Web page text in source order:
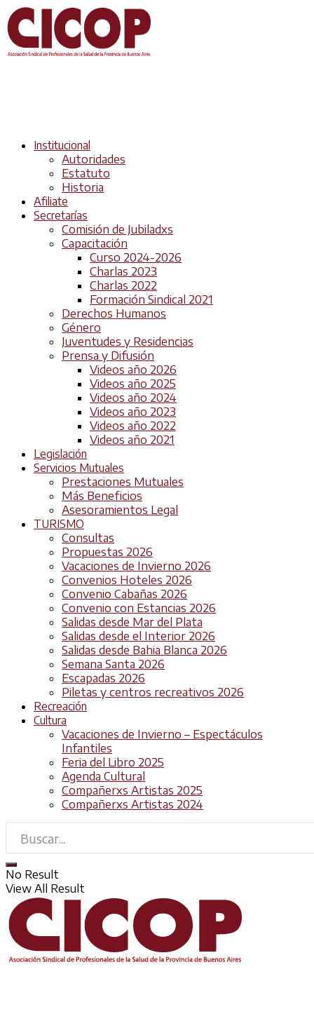
Institucional
Autoridades
Estatuto
Historia
Afiliate
Secretarías
Comisión de Jubiladxs
Capacitación
Curso 2024-2026
Charlas 2023
Charlas 2022
Formación Sindical 2021
Derechos Humanos
Género
Juventudes y Residencias
Prensa y Difusión
Videos año 2026
Videos año 2025
Videos año 2024
Videos año 2023
Videos año 2022
Videos año 2021
Legislación
Servicios Mutuales
Prestaciones Mutuales
Más Beneficios
Asesoramientos Legal
TURISMO
Consultas
Propuestas 2026
Vacaciones de Invierno 2026
Convenios Hoteles 2026
Convenio Cabañas 2026
Convenio con Estancias 2026
Salidas desde Mar del Plata
Salidas desde el Interior 2026
Salidas desde Bahia Blanca 2026
Semana Santa 2026
Escapadas 2026
Piletas y centros recreativos 2026
Recreación
Cultura
Vacaciones de Invierno – Espectáculos
Infantiles
Feria del Libro 2025
Agenda Cultural
Compañerxs Artistas 2025
Compañerxs Artistas 2024
No Result
View All Result